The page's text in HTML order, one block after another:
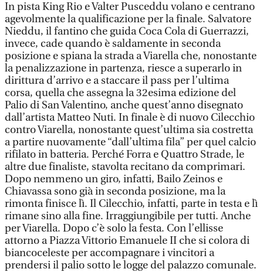
In pista King Rio e Valter Pusceddu volano e centrano
agevolmente la qualificazione per la finale. Salvatore
Nieddu, il fantino che guida Coca Cola di Guerrazzi,
invece, cade quando è saldamente in seconda
posizione e spiana la strada a Viarella che, nonostante
la penalizzazione in partenza, riesce a superarlo in
dirittura d’arrivo e a staccare il pass per l’ultima
corsa, quella che assegna la 32esima edizione del
Palio di San Valentino, anche quest’anno disegnato
dall’artista Matteo Nuti. In finale è di nuovo Cilecchio
contro Viarella, nonostante quest’ultima sia costretta
a partire nuovamente “dall’ultima fila” per quel calcio
rifilato in batteria. Perché Forra e Quattro Strade, le
altre due finaliste, stavolta recitano da comprimari.
Dopo nemmeno un giro, infatti, Bailo Zeinos e
Chiavassa sono già in seconda posizione, ma la
rimonta finisce lì. Il Cilecchio, infatti, parte in testa e lì
rimane sino alla fine. Irraggiungibile per tutti. Anche
per Viarella. Dopo c’è solo la festa. Con l’ellisse
attorno a Piazza Vittorio Emanuele II che si colora di
biancoceleste per accompagnare i vincitori a
prendersi il palio sotto le logge del palazzo comunale.